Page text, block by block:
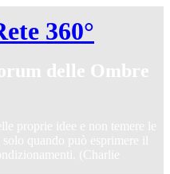
360°
delle Ombre
proprie idee e non temere le
quando può esprimere il
(Charlie